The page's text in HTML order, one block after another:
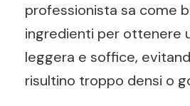
professionista sa come
ingredienti per ottenere
leggera e soffice,
risultino troppo densi o